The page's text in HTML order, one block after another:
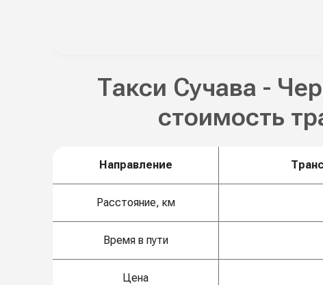
Такси Сучава -
стоимость
Направление
Расстояние, км
Время в пути
Цена